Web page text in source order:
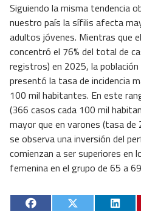
Siguiendo la misma tendencia
nuestro país la sífilis afecta
adultos jóvenes. Mientras que
concentró el 76% del total de
registros) en 2025, la
presentó la tasa de incidencia
100 mil habitantes. En este
(366 casos cada 100 mil
mayor que en varones (tasa
se observa una inversión del
comienzan a ser superiores en
femenina en el grupo de 65 a